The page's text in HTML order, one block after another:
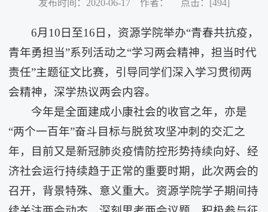
发布时间：2020-06-17 作者： 点击：[494]
6月10日至16日，资源学院举办“青春共抗疫，
青年勇担当”系列活动之“学习两会精神，担当时代
责任”主题征文比赛，引导同学们深入学习贯彻两
会精神，深学热议两会内容。
今年是全面建成小康社会的收官之年，亦是
“两个一百年”奋斗目标与脱贫攻坚冲刺的交汇之
年，目前又是新冠肺炎疫情防控形势持续向好、经
济社会运行持续趋于正常的重要时期，此次两会的
召开，背景特殊、意义重大。资源学院学子期间持